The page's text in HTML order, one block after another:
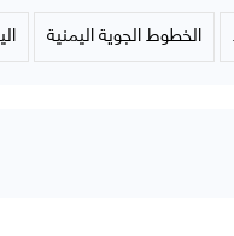
الخطوط الجوية اليمنية